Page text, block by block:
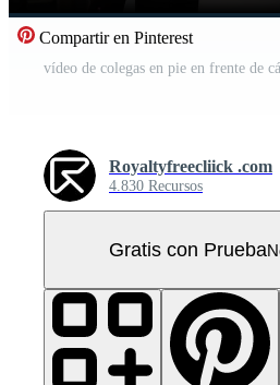
Compartir en Pinterest
Royaltyfreecliick .com
4.830 Recursos
Gratis con Prueba